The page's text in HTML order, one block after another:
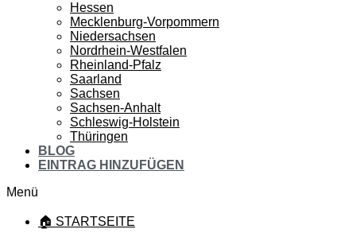
Hessen
Mecklenburg-Vorpommern
Niedersachsen
Nordrhein-Westfalen
Rheinland-Pfalz
Saarland
Sachsen
Sachsen-Anhalt
Schleswig-Holstein
Thüringen
BLOG
EINTRAG HINZUFÜGEN
Menü
🏠 STARTSEITE